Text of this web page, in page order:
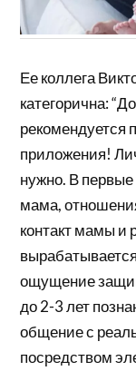
Ее коллега
категорична:
рекомендуется
приложения!
нужно. В
мама,
контакт мамы и
ощущение
до 2-3 лет
общение с
посредством